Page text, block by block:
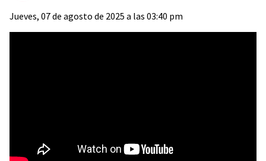
Jueves, 07 de agosto de 2025 a las 03:40 pm